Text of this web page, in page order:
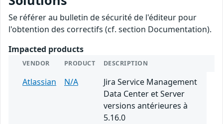
Se référer au bulletin de sécurité de l'éditeur pour
l'obtention des correctifs (cf. section Documentation).
Impacted products
VENDOR PRODUCT DESCRIPTION
Atlassian N/A
Jira Service Management
Data Center et Server
versions antérieures à
5.16.0